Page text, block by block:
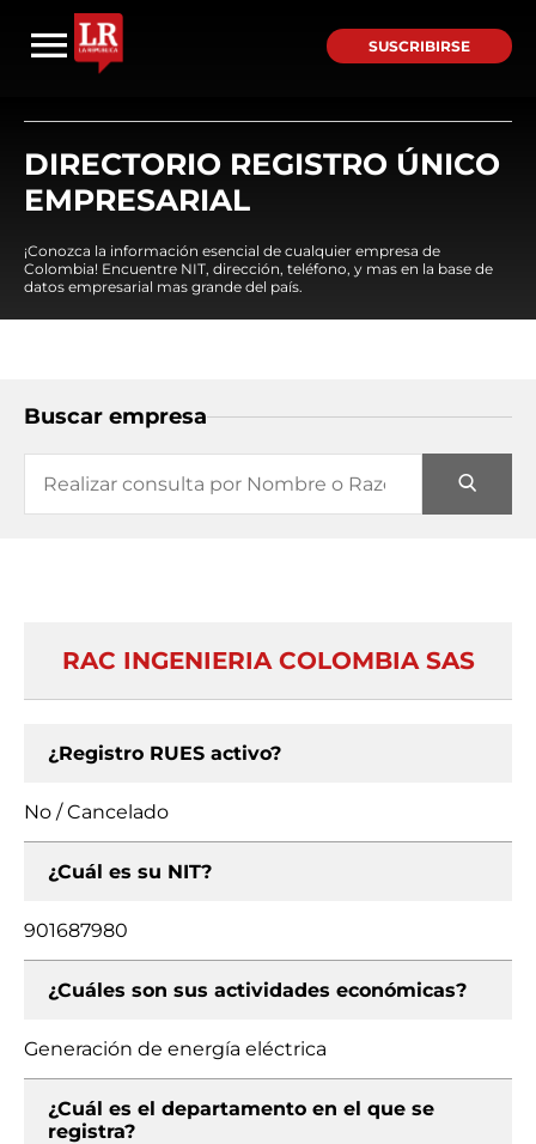
SUSCRIBIRSE
DIRECTORIO REGISTRO ÚNICO
EMPRESARIAL
¡Conozca la información esencial de cualquier empresa de
Colombia! Encuentre NIT, dirección, teléfono, y mas en la base de
datos empresarial mas grande del país.
Buscar empresa
RAC INGENIERIA COLOMBIA SAS
¿Registro RUES activo?
No / Cancelado
¿Cuál es su NIT?
901687980
¿Cuáles son sus actividades económicas?
Generación de energía eléctrica
¿Cuál es el departamento en el que se
registra?